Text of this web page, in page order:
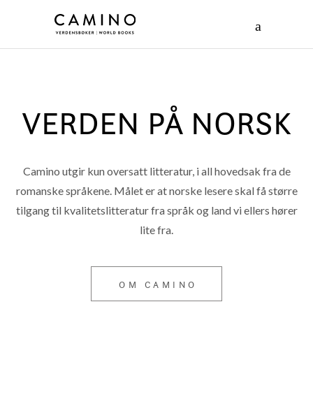
VERDEN PÅ NORSK
Camino utgir kun oversatt litteratur, i all hovedsak fra de
romanske språkene. Målet er at norske lesere skal få større
tilgang til kvalitetslitteratur fra språk og land vi ellers hører
lite fra.
OM CAMINO